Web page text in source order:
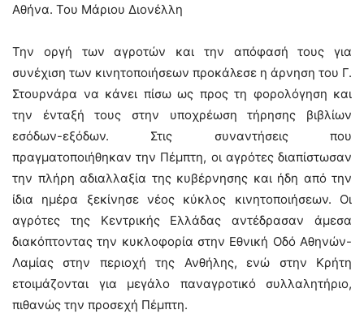
Αθήνα. Του Μάριου Διονέλλη
Την οργή των αγροτών και την απόφασή τους για
συνέχιση των κινητοποιήσεων προκάλεσε η άρνηση του Γ.
Στουρνάρα να κάνει πίσω ως προς τη φορολόγηση και
την ένταξή τους στην υποχρέωση τήρησης βιβλίων
εσόδων-εξόδων. Στις συναντήσεις που
πραγματοποιήθηκαν την Πέμπτη, οι αγρότες διαπίστωσαν
την πλήρη αδιαλλαξία της κυβέρνησης και ήδη από την
ίδια ημέρα ξεκίνησε νέος κύκλος κινητοποιήσεων. Οι
αγρότες της Κεντρικής Ελλάδας αντέδρασαν άμεσα
διακόπτοντας την κυκλοφορία στην Εθνική Οδό Αθηνών-
Λαμίας στην περιοχή της Ανθήλης, ενώ στην Κρήτη
ετοιμάζονται για μεγάλο παναγροτικό συλλαλητήριο,
πιθανώς την προσεχή Πέμπτη.